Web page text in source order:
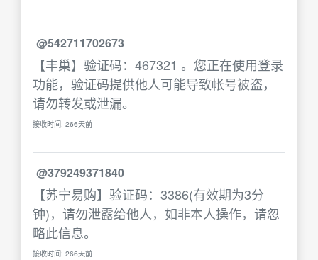
@542711702673
【丰巢】验证码：467321 。您正在使用登录
功能，验证码提供他人可能导致帐号被盗，
请勿转发或泄漏。
接收时间: 266天前
@379249371840
【苏宁易购】验证码：3386(有效期为3分
钟)，请勿泄露给他人，如非本人操作，请忽
略此信息。
接收时间: 266天前